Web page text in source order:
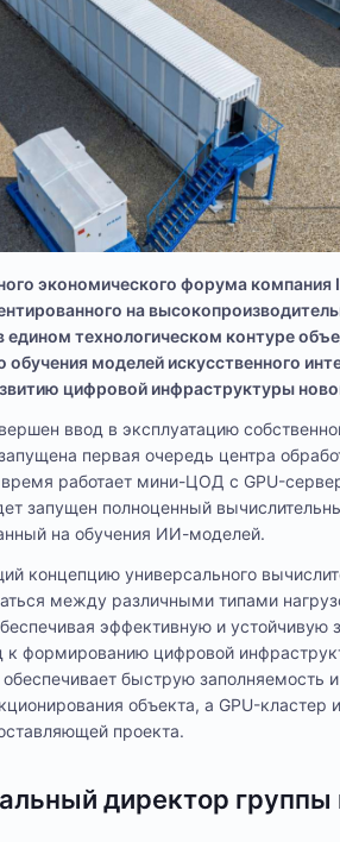
экономического форума компания
на
едином технологическом контуре
моделей искусственного
цифровой инфраструктуры
ввод в эксплуатацию
первая очередь центра
работает мини-ЦОД с GPU-
запущен полноценный
на обучения ИИ-моделей.
концепцию универсального
между различными типами
эффективную и устойчивую
формированию цифровой
быструю заполняемость
объекта, а GPU-кластер
проекта.
директор группы